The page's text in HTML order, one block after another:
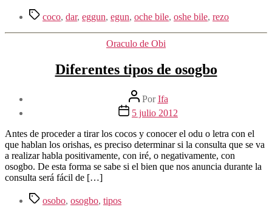
Etiquetas
coco, dar, eggun, egun, oche bile, oshe bile, rezo
Categorías
Oraculo de Obi
Diferentes tipos de osogbo
Autor
de
la
PorIfa
Fecha
la
entrada
5 julio 2012
Antes de proceder a tirar los cocos y conocer el odu o letra con el
que hablan los orishas, es preciso determinar si la consulta que se va
a realizar habla positivamente, con iré, o negativamente, con
osogbo. De esta forma se sabe si el bien que nos anuncia durante la
consulta será fácil de […]
Etiquetas
osobo, osogbo, tipos